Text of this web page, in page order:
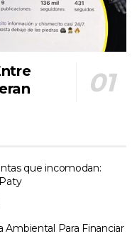
que incomodan:
Ambiental Para Financiar